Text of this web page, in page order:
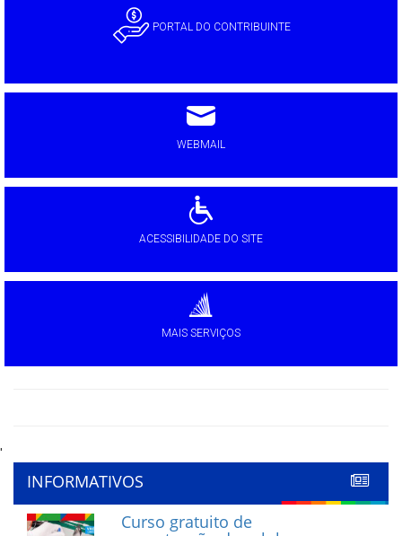
PORTAL DO CONTRIBUINTE
WEBMAIL
ACESSIBILIDADE DO SITE
MAIS SERVIÇOS
'
INFORMATIVOS
Curso gratuito de